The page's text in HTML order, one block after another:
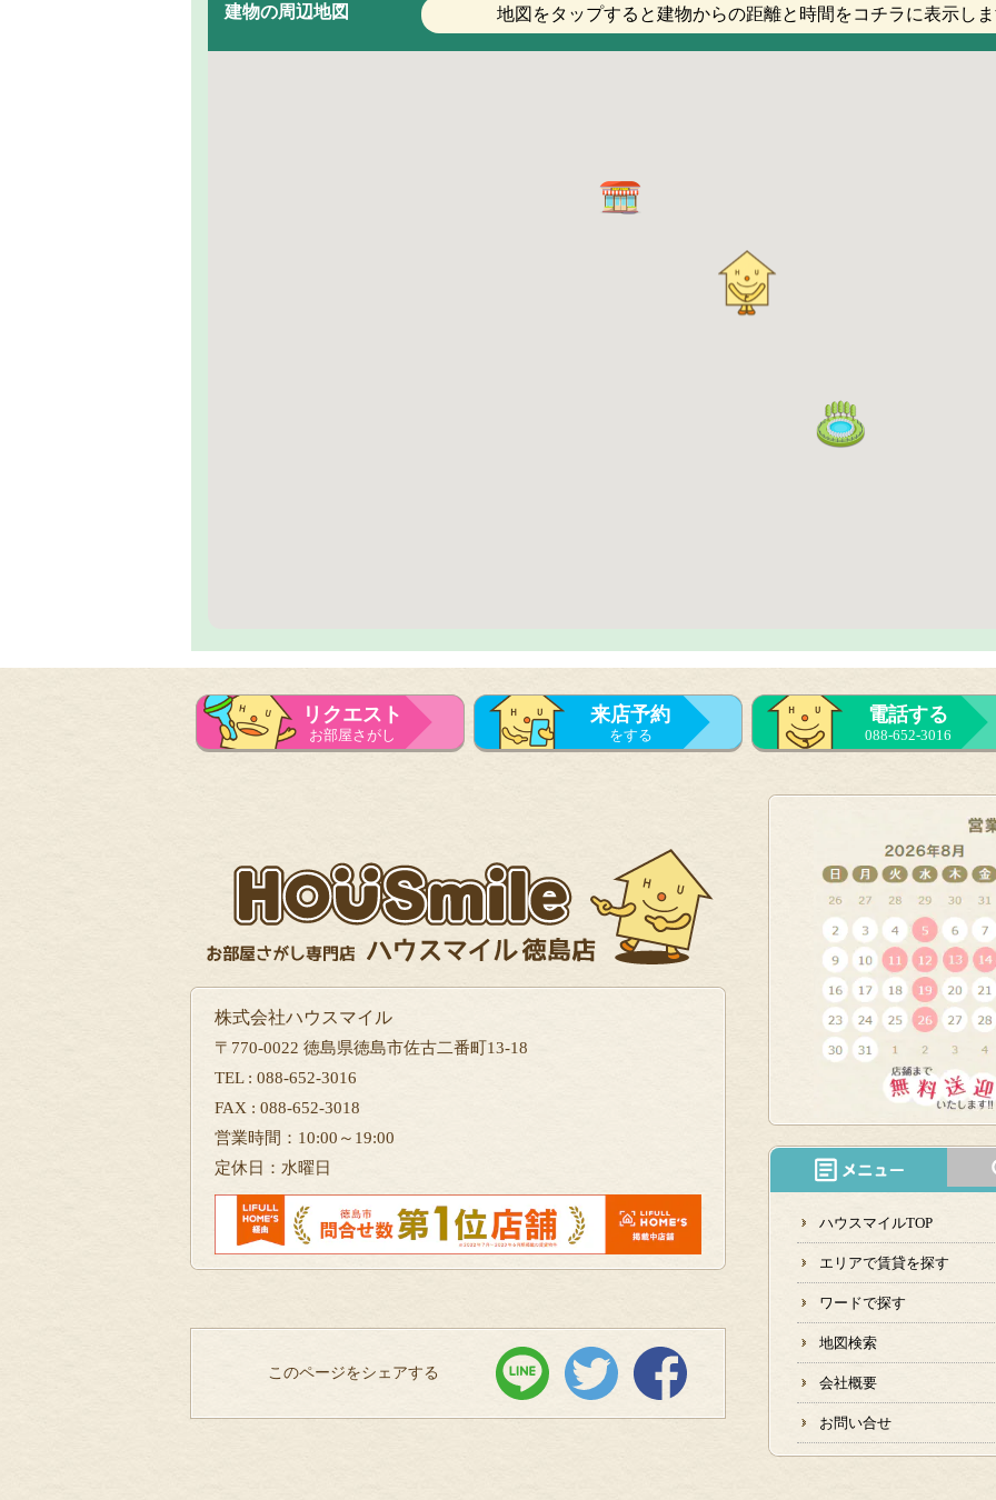
建物の周辺地図 地図をタップすると建物からの距離と時間をコチラに表示し
リクエスト
お部屋さがし
来店予約
をする
電話する
088-652-3016
株式会社ハウスマイル
〒770-0022 徳島県徳島市佐古二番町13-18
TEL : 088-652-3016
FAX : 088-652-3018
営業時間：10:00～19:00
定休日：水曜日
このページをシェアする
ハウスマイルTOP
エリアで賃貸を探す
ワードで探す
地図検索
会社概要
お問い合せ